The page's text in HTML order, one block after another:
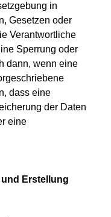
in
Gesetzen oder
Verantwortliche
Sperrung oder
dann, wenn eine
dass eine
der Daten
eine
und Erstellung